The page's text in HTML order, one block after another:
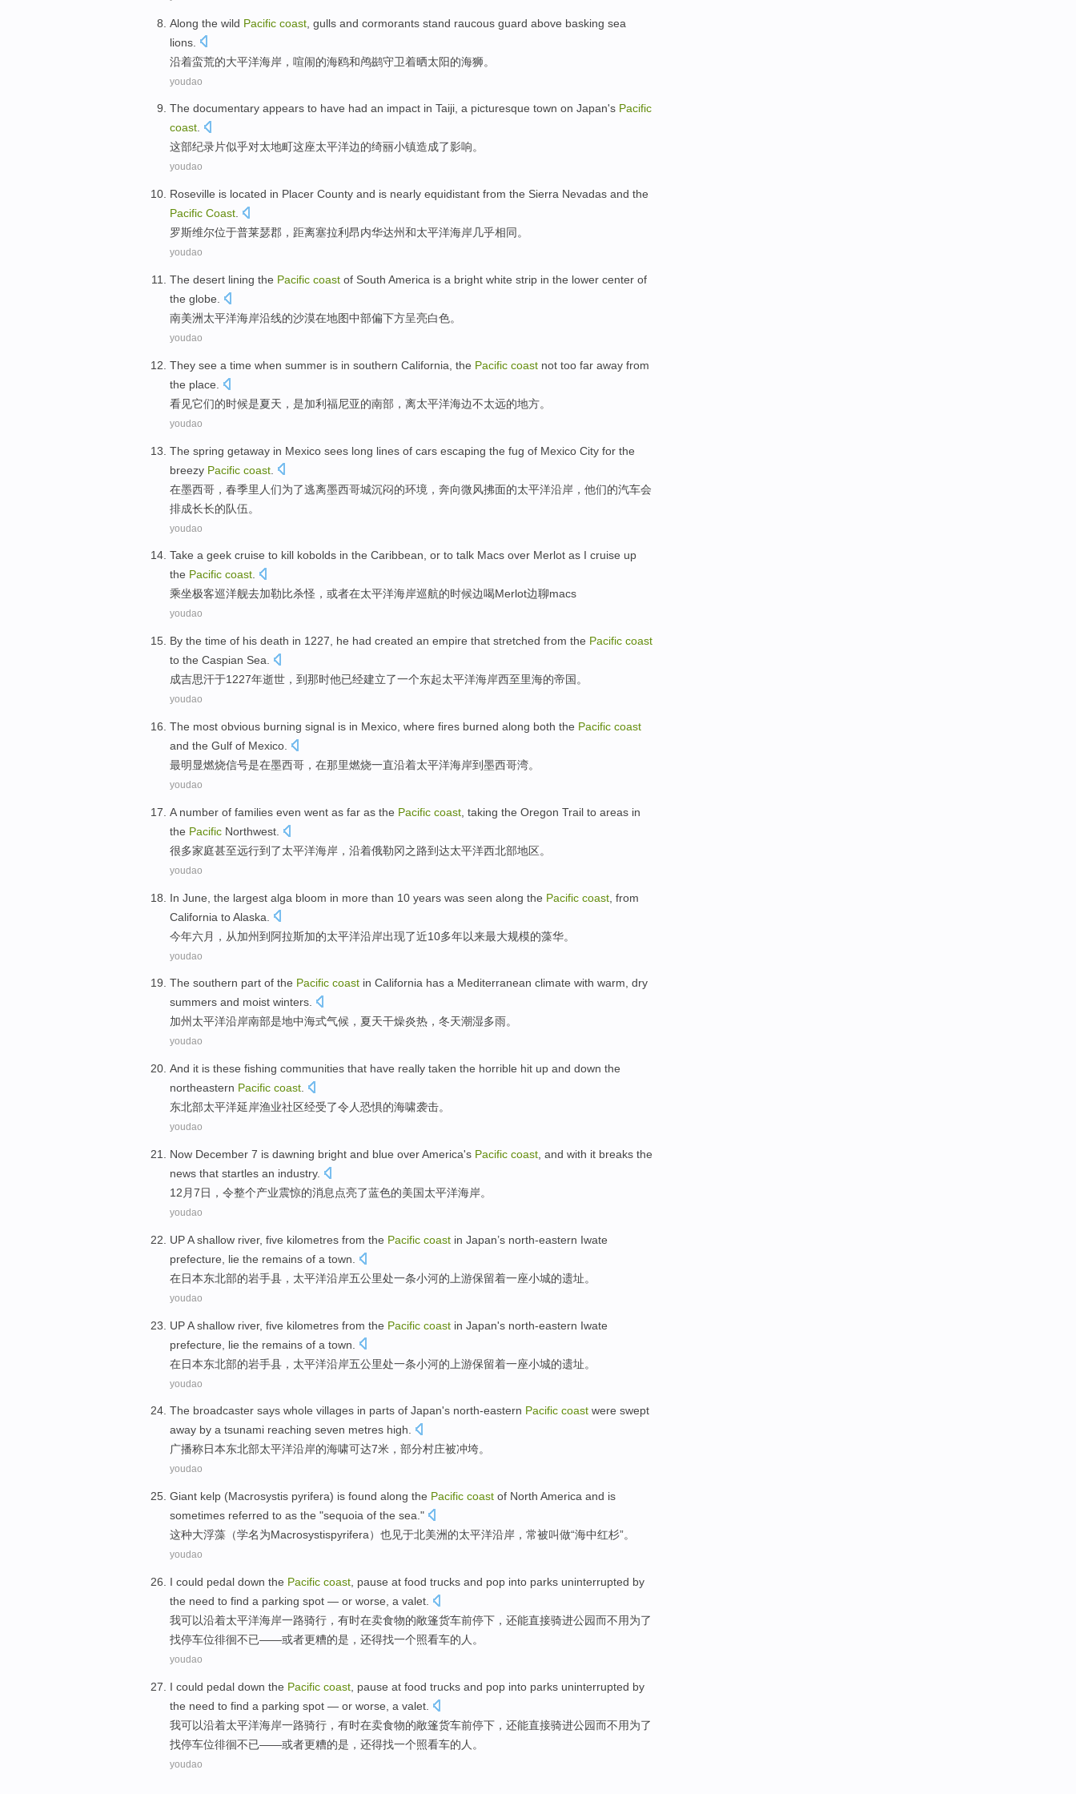
Along the wild Pacific coast gulls and cormorants stand raucous guard above basking sea
lions
沿着蛮荒的大平洋海岸 ， 喧闹的海鸥和鸬鹚守卫着晒太阳的海狮。
youdao
The documentary appears to have had an impact in Taiji, a picturesque town on Japan's Pacific
coast.
这部纪录片似乎对太地町这座太平洋边的绮丽小镇造成了影响。
youdao
Roseville is located in Placer County and is nearly equidistant from the Sierra Nevadas and the
Pacific Coast
罗斯维尔位于普莱瑟郡 ，距离塞拉利昂内华达州和太平洋海岸几乎相同。
youdao
The desert lining the Pacific coast of South America is a bright white strip in the lower center of
the globe
南美洲太平洋海岸沿线的沙漠在地图中部偏下方呈亮白色。
youdao
They see a time when summer is in southern California the Pacific coast not too far away from
the place
看见它们的时候是夏天 ，是加利福尼亚的南部 ， 离太平洋海边不太远的地方。
youdao
The spring getaway in Mexico sees long lines of cars escaping the fug of Mexico City for the
breezy Pacific coast
在墨西哥 ， 春季里人们为了逃离墨西哥城沉闷的环境， 奔向微风拂面的太平洋沿岸 ，他们的汽车会
排成长长的队伍。
youdao
Take a geek cruise to kill kobolds in the Caribbean, or to talk Macs over Merlot as I cruise up
the Pacific coast.
乘坐极客巡洋舰去加勒比杀怪， 或者在太平洋海岸巡航的时候边喝Merlot边聊macs
youdao
By the time of his death in 1227, he had created an empire that stretched from the Pacific coast
to the Caspian Sea.
成吉思汗于1227年逝世 ， 到那时他已经建立了一个东起太平洋海岸西至里海的帝国 。
youdao
The most obvious burning signal is in Mexico where fires burned along both the Pacific coast
and the Gulf of Mexico
最明显燃烧信号是在墨西哥 ， 在那里燃烧一直沿着太平洋海岸到墨西哥湾。
youdao
A number of families even went as far as the Pacific coast , taking the Oregon Trail to areas in
the Pacific Northwest.
很多家庭甚至远行到了太平洋海岸 ， 沿着俄勒冈之路到达太平洋西北部地区。
youdao
In June the largest alga bloom in more than 10 years was seen along the Pacific coast from
California toAlaska
今年六月 ， 从加州到阿拉斯加的太平洋沿岸出现了近10多年以来最大规模的藻华。
youdao
The southern part of the Pacific coast in California has a Mediterranean climate with warm, dry
summers and moist winters.
加州 太平洋沿岸南部是地中海式气候 ， 夏天干燥炎热， 冬天潮湿多雨。
youdao
And it is these fishing communities that have really taken the horrible hit up and down the
northeastern Pacific coast
东北部太平洋延岸渔业社区经受了令人恐惧的海啸袭击。
youdao
Now December 7 is dawning bright and blue overAmerica's Pacific coast , and with it breaks the
news that startles an industry.
12月7日，令整个产业震惊的消息 点亮了蓝色的美国太平洋海岸。
youdao
UPAshallow river, five kilometres from the Pacific coast in Japan’s north-eastern Iwate
prefecture, lie the remains of a town.
在日本东北部的岩手县， 太平洋沿岸五公里处一条小河的上游保留着一座小城的遗址。
youdao
UPAshallow river, five kilometres from the Pacific coast in Japan's north-eastern Iwate
prefecture, lie the remains of a town.
在日本东北部的岩手县， 太平洋沿岸五公里处一条小河的上游保留着一座小城的遗址。
youdao
The broadcaster says whole villages in parts of Japan's north-eastern Pacific coast were swept
away by a tsunami reaching seven metres high.
广播称日本东北部太平洋沿岸的海啸可达7米 ， 部分村庄被冲垮。
youdao
Giant kelp (Macrosystis pyrifera) is found along the Pacific coast of North America and is
sometimes referred to as the "sequoia of the sea ."
这种大浮藻（学名为Macrosystispyrifera）也见于北美洲的太平洋沿岸 ，常被叫做“海中红杉”。
youdao
I could pedal down the Pacific coast pause at food trucks and pop into parks uninterrupted by
the need to find a parking spot — or worse a valet
我可以沿着太平洋海岸一路骑行 ， 有时在卖食物的敞篷货车前停下 ，还能直接骑进公园而不用为了
找停车位徘徊不已——或者更糟的是，还得找一个照看车的人。
youdao
I could pedal down the Pacific coast pause at food trucks and pop into parks uninterrupted by
the need to find a parking spot — or worse a valet
我可以沿着太平洋海岸一路骑行 ， 有时在卖食物的敞篷货车前停下 ，还能直接骑进公园而不用为了
找停车位徘徊不已——或者更糟的是，还得找一个照看车的人。
youdao